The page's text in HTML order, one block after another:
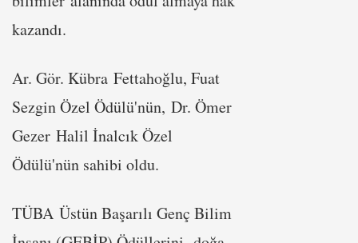
kazandı.
Ar. Gör. Kübra Fettahoğlu, Fuat
Sezgin Özel Ödülü'nün, Dr. Ömer
Gezer Halil İnalcık Özel
Ödülü'nün sahibi oldu.
TÜBA Üstün Başarılı Genç Bilim